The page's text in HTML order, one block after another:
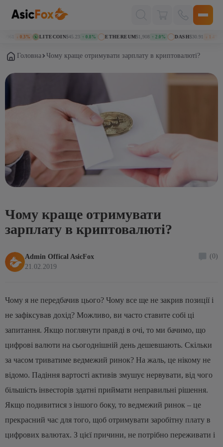
↓ 0.3% LITECOIN$45.23 ↑ 0.8% ETHEREUM$1,908 ↑ 2.0% DASH$30.91 ↓ 1.4%
Головна Чому краще отримувати зарплату в криптовалюті?
Чому краще отримувати
зарплату в криптовалюті?
Admin Offical AsicFox
21.02.2019
(0)
Чому я не передбачив цього? Чому все ще не закрив позиції і
не зафіксував дохід? Можливо, ви часто ставите собі ці
запитання. Якщо поглянути правді в очі, то ми бачимо, що
цифрові валюти на сьогоднішній день дешевшають. Скільки
за часом триватиме ведмежий ринок? На жаль, це нікому не
відомо. Падіння вартості активів змушує нервувати, від чого
більшість інвесторів здатні приймати неправильні рішення.
Якщо подивитися з іншого боку, то ведмежий ринок – це
прекрасний час для того, щоб отримувати заробітну плату в
цифрових валютах. З цієї причини, не потрібно переживати і